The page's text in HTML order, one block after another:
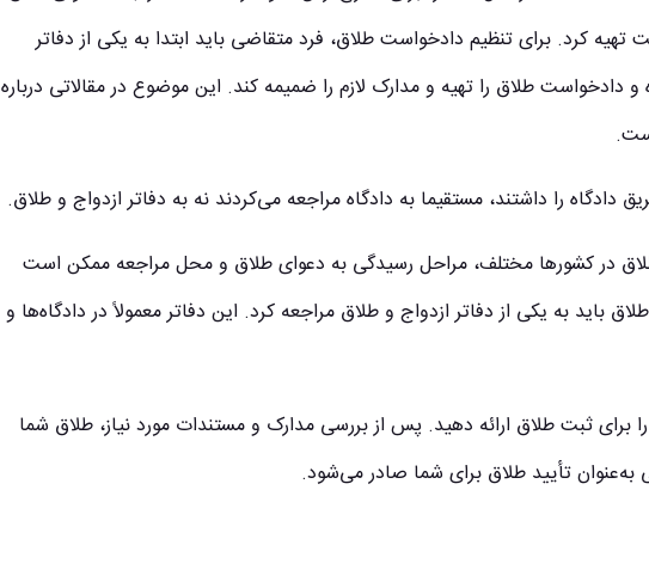
تهیه کرد. برای تنظیم دادخواست طلاق، فرد متقاضی باید ابتدا به یکی از دفاتر
دادخواست طلاق را تهیه و مدارک لازم را ضمیمه کند. این موضوع در مقالاتی درباره
دادگاه را داشتند، مستقیما به دادگاه مراجعه می‌کردند نه به دفاتر ازدواج و طلاق.
طلاق در کشورها مختلف، مراحل رسیدگی به دعوای طلاق و محل مراجعه ممکن است
باید به یکی از دفاتر ازدواج و طلاق مراجعه کرد. این دفاتر معمولاً در دادگاه‌ها و
برای ثبت طلاق ارائه دهید. پس از بررسی مدارک و مستندات مورد نیاز، طلاق شما
تأیید طلاق برای شما صادر می‌شود.